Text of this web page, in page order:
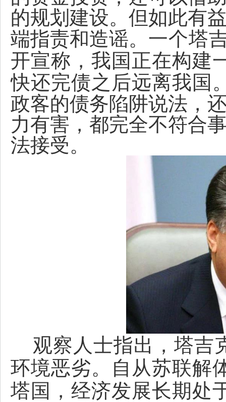
的规划建设。但如此有
端指责和造谣。 一个塔
开宣称，我国正在构建
快还完债之后远离我国
政客的债务陷阱说法，
力有害，都完全不符合
法接受。
观察人士指出， 塔吉
环境恶劣。自从苏联解
塔国，经济发展长期处